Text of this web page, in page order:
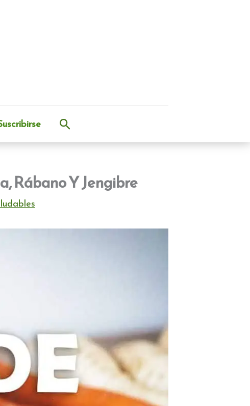
Buscar
Rábano Y Jengibre